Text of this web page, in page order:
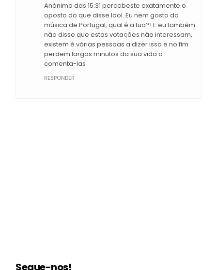
Anónimo das 15:31 percebeste exatamente o
oposto do que disse lool. Eu nem gosto da
música de Portugal, qual é a tua?! E eu também
não disse que estas votações não interessam,
existem é várias pessoas a dizer isso e no fim
perdem largos minutos da sua vida a
comenta-las
RESPONDER
Segue-nos!